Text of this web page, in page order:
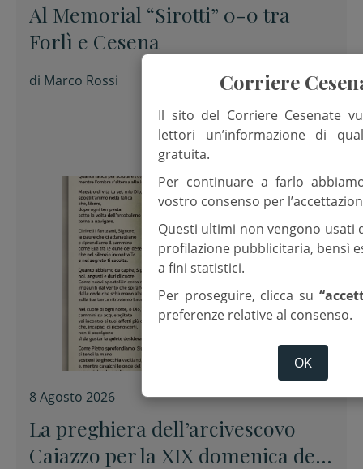
Al Memorial “Sirotti” 0-0 tra
Forlì e Cesena
di Marco Rossi
8 Agosto 2026
La preghiera dell’arcivescovo
Caiazzo per la XIX domenica del
Corriere
Il sito del Corriere Cesenate
lettori un’informazione di
gratuita.
Per continuare a farlo
vostro consenso per
Questi ultimi non vengono usati
profilazione pubblicitaria, bensì
a fini statistici.
Per proseguire, clicca su
preferenze relative al consenso.
OK